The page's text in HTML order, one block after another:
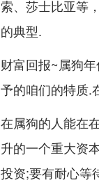
索、莎士比亚等
的典型.
财富回报~属狗
予的咱们的特质.
在属狗的人能在
升的一个重大资
投资;要有耐心等